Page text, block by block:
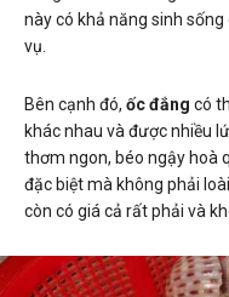
này có khả năng sinh
vụ.
Bên cạnh đó, ốc đắng có
khác nhau và được nhiều
thơm ngon, béo ngậy hoà
đặc biệt mà không phải
còn có giá cả rất phải và